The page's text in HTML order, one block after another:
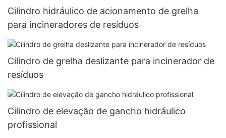
Cilindro hidráulico de acionamento de grelha
para incineradores de resíduos
Cilindro de grelha deslizante para incinerador de
resíduos
Cilindro de elevação de gancho hidráulico
profissional